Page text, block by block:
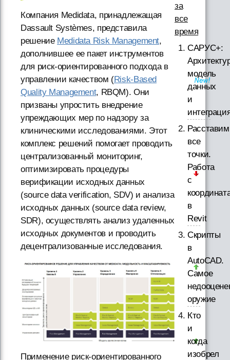
Компания Medidata, принадлежащая
Dassault Systèmes, представила
решение Medidata Risk Management,
дополнившее ее пакет инструментов
для риск-ориентированного подхода в
управлении качеством (Risk-Based
Quality Management, RBQM). Они
призваны упростить внедрение
упреждающих мер по надзору за
клиническими исследованиями. Этот
комплекс решений помогает проводить
централизованный мониторинг,
оптимизировать процедуры
верификации исходных данных
(source data verification, SDV) и анализа
исходных данных (source data review,
SDR), осуществлять анализ удаленных
исходных документов и проводить
децентрализованные исследования.
Применение риск-ориентированного
за
все
время
САРУС+:
модель
данных
и
Расставим
все
точки.
Работа
с
в
Revit
Скрипты
в
AutoCAD.
Самое
оружие
Кто
и
когда
изобрел